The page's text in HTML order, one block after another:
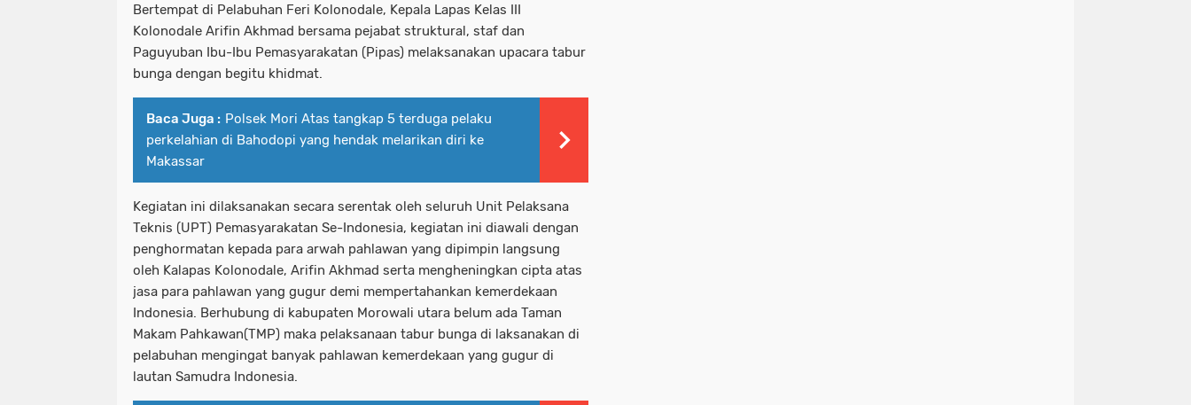
Bertempat di Pelabuhan Feri Kolonodale, Kepala Lapas Kelas III
Kolonodale Arifin Akhmad bersama pejabat struktural, staf dan
Paguyuban Ibu-Ibu Pemasyarakatan (Pipas) melaksanakan upacara tabur
bunga dengan begitu khidmat.
Baca Juga : Polsek Mori Atas tangkap 5 terduga pelaku
perkelahian di Bahodopi yang hendak melarikan diri ke
Makassar
Kegiatan ini dilaksanakan secara serentak oleh seluruh Unit Pelaksana
Teknis (UPT) Pemasyarakatan Se-Indonesia, kegiatan ini diawali dengan
penghormatan kepada para arwah pahlawan yang dipimpin langsung
oleh Kalapas Kolonodale, Arifin Akhmad serta mengheningkan cipta atas
jasa para pahlawan yang gugur demi mempertahankan kemerdekaan
Indonesia. Berhubung di kabupaten Morowali utara belum ada Taman
Makam Pahkawan(TMP) maka pelaksanaan tabur bunga di laksanakan di
pelabuhan mengingat banyak pahlawan kemerdekaan yang gugur di
lautan Samudra Indonesia.